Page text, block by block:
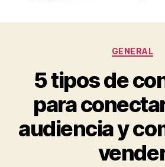
GENERAL
5 tipos de
para
audiencia y